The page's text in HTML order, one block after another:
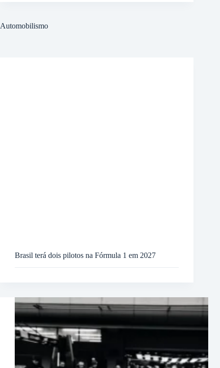
Automobilismo
Brasil terá dois pilotos na Fórmula 1 em 2027